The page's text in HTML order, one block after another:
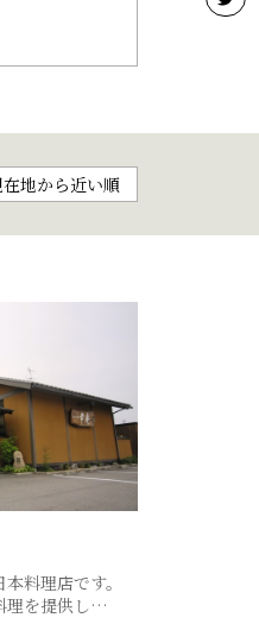
地から近い順
料理店です。
理を提供し…